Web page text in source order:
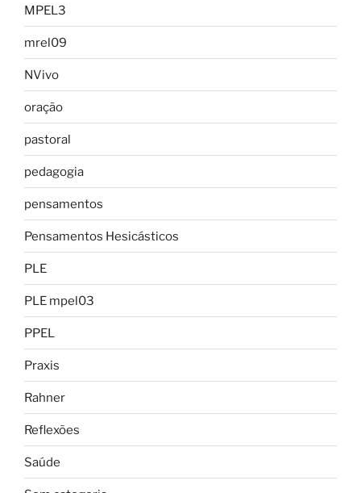
MPEL3
mrel09
NVivo
oração
pastoral
pedagogia
pensamentos
Pensamentos Hesicásticos
PLE
PLE mpel03
PPEL
Praxis
Rahner
Reflexões
Saúde